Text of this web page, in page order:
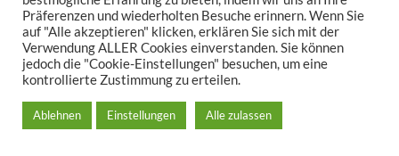
Präferenzen und wiederholten Besuche erinnern. Wenn Sie
auf "Alle akzeptieren" klicken, erklären Sie sich mit der
Verwendung ALLER Cookies einverstanden. Sie können
jedoch die "Cookie-Einstellungen" besuchen, um eine
kontrollierte Zustimmung zu erteilen.
Ablehnen Einstellungen Alle zulassen